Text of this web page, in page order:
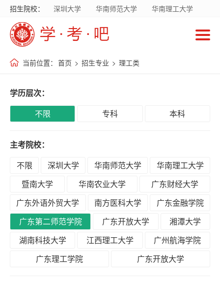
招生院校： 深圳大学 华南师范大学
华南理工大学
暨南大学
华南农业大学
广东外语外贸大学
南方医科大学
当前位置： 首页 > 招生专业 > 理工类
学历层次：
不限
专科 本科
主考院校：
不限
深圳大学 华南师范大学
华南理工大学
暨南大学
华南农业大学
广东财经大学
广东外语外贸大学
南方医科大学
广东金融学院
广东第二师范学院
广东开放大学
湘潭大学
湖南科技大学
江西理工大学
广州航海学院
广东理工学院
广东开放大学